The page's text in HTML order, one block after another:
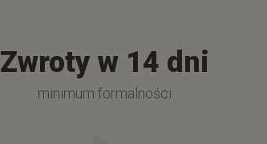
Zwroty w 14 dni
minimum formalności